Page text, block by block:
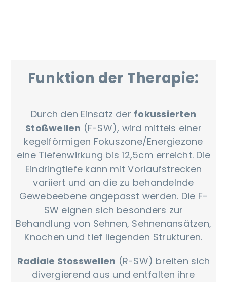
Funktion der Therapie:
Durch den Einsatz der fokussierten
Stoßwellen (F-SW), wird mittels einer
kegelförmigen Fokuszone/Energiezone
eine Tiefenwirkung bis 12,5cm erreicht. Die
Eindringtiefe kann mit Vorlaufstrecken
variiert und an die zu behandelnde
Gewebeebene angepasst werden. Die F-
SW eignen sich besonders zur
Behandlung von Sehnen, Sehnenansätzen,
Knochen und tief liegenden Strukturen.
Radiale Stosswellen (R-SW) breiten sich
divergierend aus und entfalten ihre